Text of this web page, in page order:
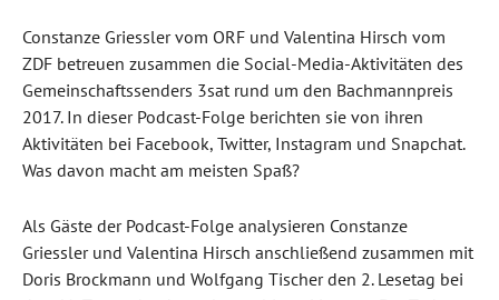
Constanze Griessler vom ORF und Valentina Hirsch vom
ZDF betreuen zusammen die Social-Media-Aktivitäten des
Gemeinschaftssenders 3sat rund um den Bachmannpreis
2017. In dieser Podcast-Folge berichten sie von ihren
Aktivitäten bei Facebook, Twitter, Instagram und Snapchat.
Was davon macht am meisten Spaß?
Als Gäste der Podcast-Folge analysieren Constanze
Griessler und Valentina Hirsch anschließend zusammen mit
Doris Brockmann und Wolfgang Tischer den 2. Lesetag bei